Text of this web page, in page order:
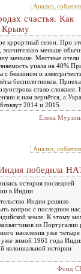
Анализ,
счастья. Как
Крыму
курортный сезон. При
значительно меньше
меньше. Местные отели
упала на 40%
бензином и
беспилотников.
стало сложнее.
к нам вернётся, а
2014 и 2015
Елена
Анализ,
победила
история последней
в Индии
Индии решило
вопрос с последним
земле. К этому
из Португалии
населения уже четыре
уже зимой 1961 года
колониальной истории
Фонд